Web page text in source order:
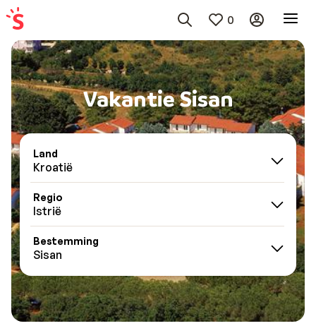
0
Vakantie Sisan
Land
Kroatië
Regio
Istrië
Bestemming
Sisan